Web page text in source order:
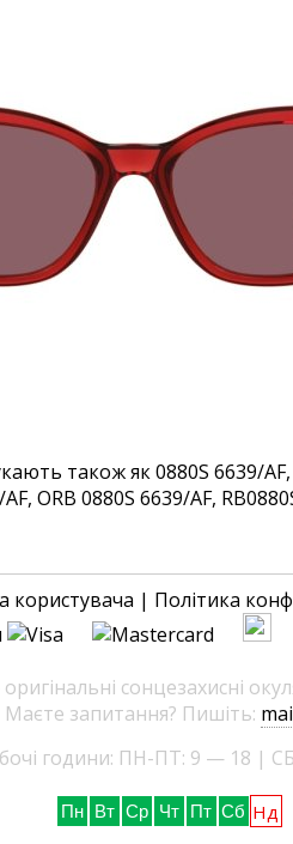
також як 0880S 6639/AF,
ORB 0880S 6639/AF,
користувача | Політика
сонцезахисні
Маєте запитання? Пишіть:
години: ПН-ПТ: 9 — 18 |
Пн Вт Ср Чт Пт Сб Нд